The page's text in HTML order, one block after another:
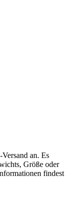
an. Es
Größe oder
findest